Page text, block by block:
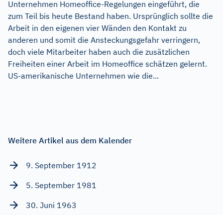
Unternehmen Homeoffice-Regelungen eingeführt, die
zum Teil bis heute Bestand haben. Ursprünglich sollte die
Arbeit in den eigenen vier Wänden den Kontakt zu
anderen und somit die Ansteckungsgefahr verringern,
doch viele Mitarbeiter haben auch die zusätzlichen
Freiheiten einer Arbeit im Homeoffice schätzen gelernt.
US-amerikanische Unternehmen wie die...
Weitere Artikel aus dem Kalender
9. September 1912
5. September 1981
30. Juni 1963